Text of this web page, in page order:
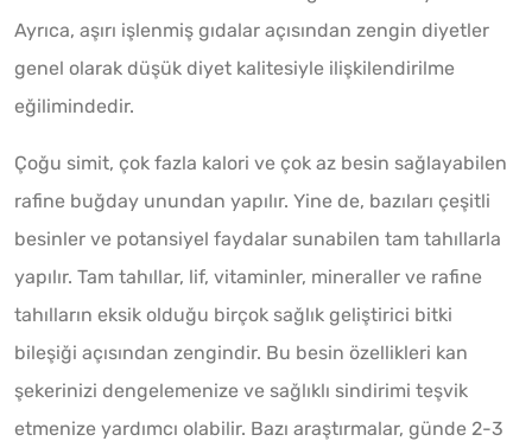
Ayrıca, aşırı işlenmiş gıdalar açısından zengin diyetler
genel olarak düşük diyet kalitesiyle ilişkilendirilme
eğilimindedir.
Çoğu simit, çok fazla kalori ve çok az besin sağlayabilen
rafine buğday unundan yapılır. Yine de, bazıları çeşitli
besinler ve potansiyel faydalar sunabilen tam tahıllarla
yapılır. Tam tahıllar, lif, vitaminler, mineraller ve rafine
tahılların eksik olduğu birçok sağlık geliştirici bitki
bileşiği açısından zengindir. Bu besin özellikleri kan
şekerinizi dengelemenize ve sağlıklı sindirimi teşvik
etmenize yardımcı olabilir. Bazı araştırmalar, günde 2-3